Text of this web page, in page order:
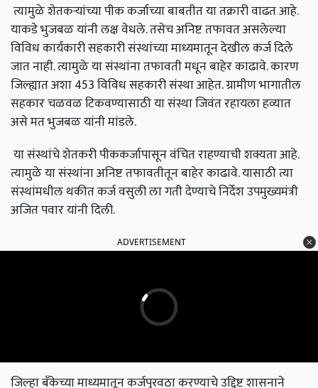
त्यामुळे शेतकऱ्यांच्या पीक कर्जाच्या बाबतीत या तक्रारी वाढत आहे.
याकडे भुजबळ यांनी लक्ष वेधले. तसेच अनिष्ट तफावत असलेल्या
विविध कार्यकारी सहकारी संस्थांच्या माध्यमातून देखील कर्ज दिले
जात नाही. त्यामुळे या संस्थांना तफावती मधून बाहेर काढावे. कारण
जिल्ह्यात अशा 453 विविध सहकारी संस्था आहेत. ग्रामीण भागातील
सहकार चळवळ टिकवण्यासाठी या संस्था जिवंत रहायला हव्यात
असे मत भुजबळ यांनी मांडले.
या संस्थांचे शेतकरी पीककर्जापासून वंचित राहण्याची शक्यता आहे.
त्यामुळे या संस्थांना अनिष्ट तफावतीतून बाहेर काढावे. यासाठी त्या
संस्थांमधील थकीत कर्ज वसुली ला गती देण्याचे निर्देश उपमुख्यमंत्री
अजित पवार यांनी दिली.
ADVERTISEMENT
जिल्हा बँकेच्या माध्यमातून कर्जपुरवठा करण्याचे उद्दिष्ट शासनाने